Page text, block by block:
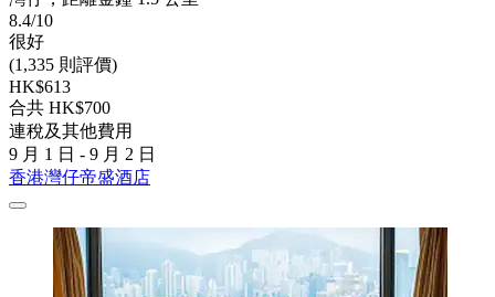
8.4/10
很好
(1,335 則評價)
HK$613
合共 HK$700
連稅及其他費用
9 月 1 日 - 9 月 2 日
香港灣仔帝盛酒店